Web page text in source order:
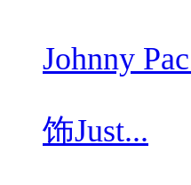
Johnny
饰Just...